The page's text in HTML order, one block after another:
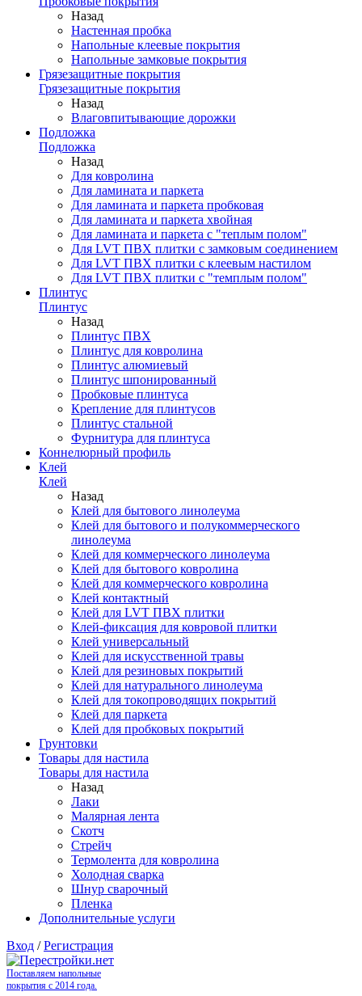
Назад
Настенная пробка
Напольные клеевые покрытия
Напольные замковые покрытия
Грязезащитные покрытия
Грязезащитные покрытия
Назад
Влаговпитывающие дорожки
Подложка
Подложка
Назад
Для ковролина
Для ламината и паркета
Для ламината и паркета пробковая
Для ламината и паркета хвойная
Для ламината и паркета с "теплым полом"
Для LVT ПВХ плитки с замковым соединением
Для LVT ПВХ плитки с клеевым настилом
Для LVT ПВХ плитки с "темплым полом"
Плинтус
Плинтус
Назад
Плинтус ПВХ
Плинтус для ковролина
Плинтус алюмиевый
Плинтус шпонированный
Пробковые плинтуса
Крепление для плинтусов
Плинтус стальной
Фурнитура для плинтуса
Коннелюрный профиль
Клей
Клей
Назад
Клей для бытового линолеума
Клей для бытового и полукоммерческого
линолеума
Клей для коммерческого линолеума
Клей для бытового ковролина
Клей для коммерческого ковролина
Клей контактный
Клей для LVT ПВХ плитки
Клей-фиксация для ковровой плитки
Клей универсальный
Клей для искусственной травы
Клей для резиновых покрытий
Клей для натурального линолеума
Клей для токопроводящих покрытий
Клей для паркета
Клей для пробковых покрытий
Грунтовки
Товары для настила
Товары для настила
Назад
Лаки
Малярная лента
Скотч
Стрейч
Термолента для ковролина
Холодная сварка
Шнур сварочный
Пленка
Дополнительные услуги
Вход /Регистрация
Поставляем напольные
покрытия с 2014 года.